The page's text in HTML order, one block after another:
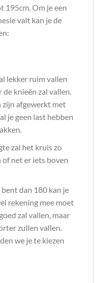
195cm. Om je een
valt kan je de
lekker ruim vallen
knieën zal vallen.
zijn afgewerkt met
je geen last hebben
zal het kruis zo
of net er iets boven
dan 180 kan je
rekening mee moet
zal vallen, maar
zullen vallen.
we je te kiezen